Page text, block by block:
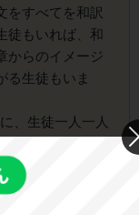
をすべてを和訳
徒もいれば、和
からのイメージ
る生徒もいま
、生徒一人一人